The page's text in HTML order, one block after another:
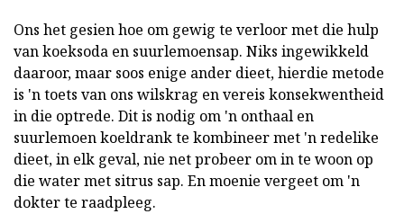
Ons het gesien hoe om gewig te verloor met die hulp
van koeksoda en suurlemoensap. Niks ingewikkeld
daaroor, maar soos enige ander dieet, hierdie metode
is 'n toets van ons wilskrag en vereis konsekwentheid
in die optrede. Dit is nodig om 'n onthaal en
suurlemoen koeldrank te kombineer met 'n redelike
dieet, in elk geval, nie net probeer om in te woon op
die water met sitrus sap. En moenie vergeet om 'n
dokter te raadpleeg.